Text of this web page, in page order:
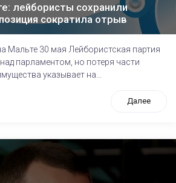
лейбористы сохранили
сократила отрыв
Мальте 30 мая Лейбористская партия
парламентом, но потеря части
указывает на...
Далее